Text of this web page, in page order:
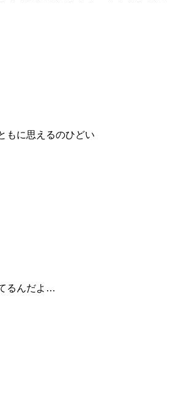
もに思えるのひどい
るんだよ…